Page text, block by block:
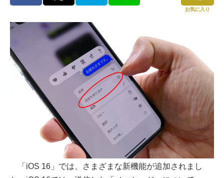
お気に入り
「iOS 16」では、さまざまな新機能が追加されまし